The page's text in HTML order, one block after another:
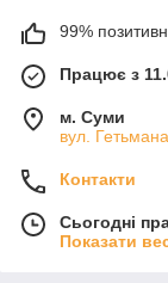
99%
Працює з
м. Суми
вул.
Контакти
Сьогодні
Показати